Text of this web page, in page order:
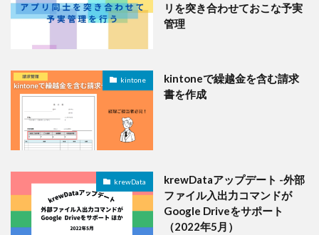
リを突き合わせておこな予実
管理
kintone
kintoneで繰越金を含む請求
書を作成
krewData
krewDataアップデート -外部
ファイル入出力コマンドが
Google Driveをサポート
（2022年5月）